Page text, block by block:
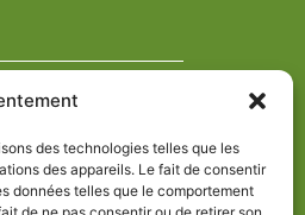
des technologies telles que les
des appareils. Le fait de consentir
données telles que le comportement